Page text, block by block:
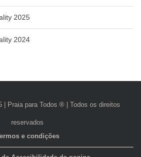
2025
2024
| Praia para Todos ® | Todos os direitos
reservados
e condições